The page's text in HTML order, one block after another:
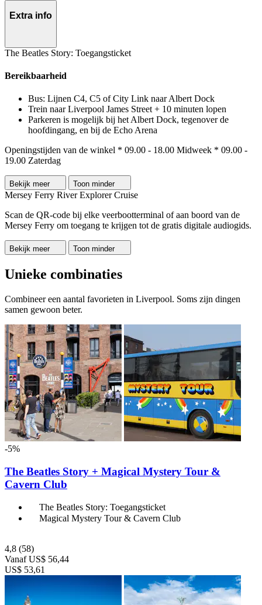
Extra info
The Beatles Story: Toegangsticket
Bereikbaarheid
Bus: Lijnen C4, C5 of City Link naar Albert Dock
Trein naar Liverpool James Street + 10 minuten lopen
Parkeren is mogelijk bij het Albert Dock, tegenover de
hoofdingang, en bij de Echo Arena
Openingstijden van de winkel * 09.00 - 18.00 Midweek * 09.00 -
19.00 Zaterdag
Bekijk meer Toon minder
Mersey Ferry River Explorer Cruise
Scan de QR-code bij elke veerbootterminal of aan boord van de
Mersey Ferry om toegang te krijgen tot de gratis digitale audiogids.
Bekijk meer Toon minder
Unieke combinaties
Combineer een aantal favorieten in Liverpool. Soms zijn dingen
samen gewoon beter.
-5%
The Beatles Story + Magical Mystery Tour &
Cavern Club
The Beatles Story: Toegangsticket
Magical Mystery Tour & Cavern Club
4,8 (58)
Vanaf US$ 56,44
US$ 53,61